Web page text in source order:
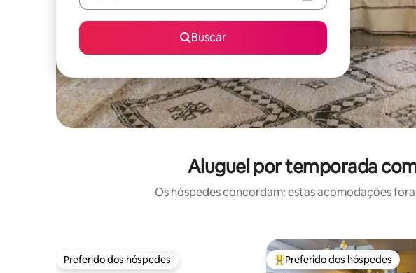
Buscar
Aluguel por temporada
Os hóspedes concordam: estas acomodações
Preferido dos hóspedes
Preferido dos hóspedes Entre os melhores preferidos
Preferido dos hóspedes